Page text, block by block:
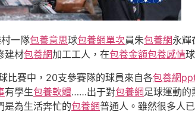
一隊包養意思球包養網單次員朱包養網永輝
建材包養網加工工人，在包養金額包養感情
比賽中，20支參賽隊的球員來自各包養網
有學生包養軟體……出于對包養網足球運動
是為生活奔忙的包養網普通人。雖然很多人